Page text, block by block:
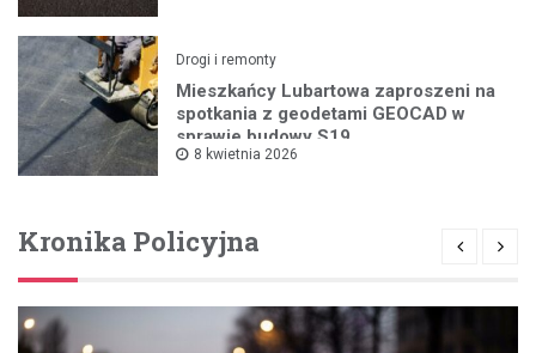
Drogi i remonty
Mieszkańcy Lubartowa zaproszeni na
spotkania z geodetami GEOCAD w
sprawie budowy S19
8 kwietnia 2026
Kronika Policyjna